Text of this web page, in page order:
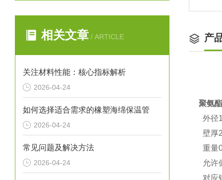
相关文章 / ARTICLE
关注材料性能：核心指标解析
2026-04-24
如何选择适合需求的橡塑海绵保温管
2026-04-24
常见问题及解决方法
2026-04-24
产
聚氨
外径
壁厚
重量
允许
对应